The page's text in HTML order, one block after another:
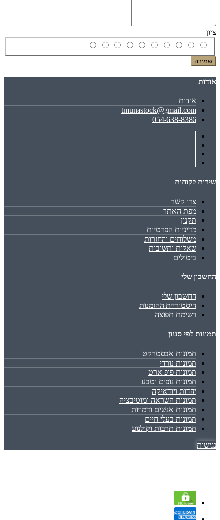
ציון
שמירה
אודות
אודות
tmunastock@gmail.com
054-638-8386
שירות לקוחות
צרו קשר
מפת האתר
תקנון
מדיניות הפרטיות
משלוחים והחזרות
שאלות ותשובות
ביטולים
החשבון שלי
החשבון שלי
היסטוריית ההזמנות
רשימת תפוצה
תמונות לפי סגנון
תמונות אבסטרקט
תמונות נורדי
תמונות פופ ארט
תמונות נופים וטבע
יהדות ויודאיקה
תמונות השראה ומוטיבציה
תמונות אנשים ודמויות
תמונות בעלי חיים
תמונות תרבות וקולנוע
נגישות